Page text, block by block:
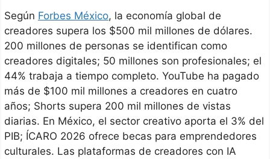
Según Forbes México, la economía global de
creadores supera los $500 mil millones de dólares.
200 millones de personas se identifican como
creadores digitales; 50 millones son profesionales; el
44% trabaja a tiempo completo. YouTube ha pagado
más de $100 mil millones a creadores en cuatro
años; Shorts supera 200 mil millones de vistas
diarias. En México, el sector creativo aporta el 3% del
PIB; ÍCARO 2026 ofrece becas para emprendedores
culturales. Las plataformas de creadores con IA